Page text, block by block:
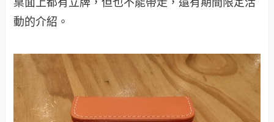
桌面上都有立牌，但也不能帶走，還有期間限定活
動的介紹。